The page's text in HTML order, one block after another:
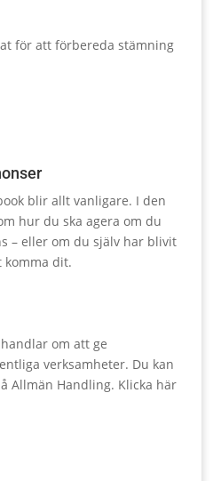
för att förbereda stämning
blir allt vanligare. I den
hur du ska agera om du
– eller om du själv har blivit
komma dit.
om att ge
verksamheter. Du kan
Allmän Handling. Klicka här